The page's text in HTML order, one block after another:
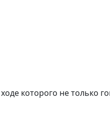
которого не только